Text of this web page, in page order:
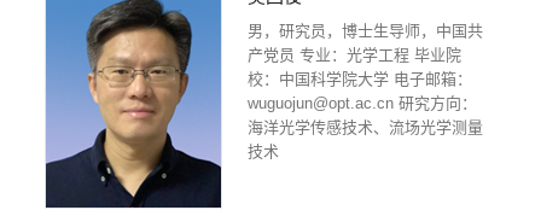
男，研究员，博士生导师，中国共
产党员 专业：光学工程 毕业院
校：中国科学院大学 电子邮箱：
wuguojun@opt.ac.cn 研究方向：
海洋光学传感技术、流场光学测量
技术